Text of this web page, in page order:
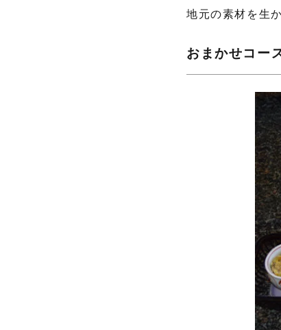
地元の素材を生
おまかせコー